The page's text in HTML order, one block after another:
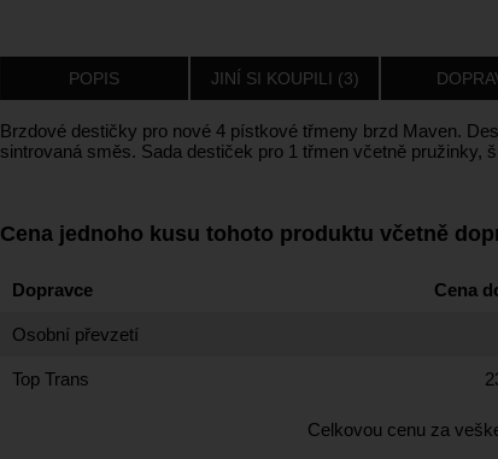
POPIS JINÍ SI KOUPILI (3)
Brzdové destičky pro nové 4 pístkové třmeny brzd Maven.
sintrovaná směs. Sada destiček pro 1 třmen včetně pružinky,
Cena jednoho kusu tohoto produktu včetně
Dopravce Cena
Osobní převzetí
Top Trans
Celkovou cenu za